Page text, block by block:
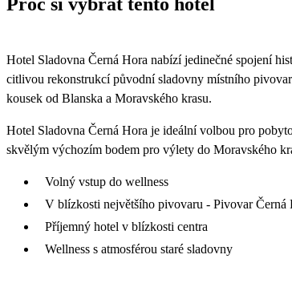
Hotel Sladovna Černá Hora nabízí jedinečné spojení
citlivou rekonstrukcí původní sladovny místního
kousek od Blanska a Moravského krasu.
Hotel Sladovna Černá Hora je ideální volbou pro
skvělým výchozím bodem pro výlety do Moravského
Volný vstup do wellness
V blízkosti největšího pivovaru - Pivovar Černá
Příjemný hotel v blízkosti centra
Wellness s atmosférou staré sladovny